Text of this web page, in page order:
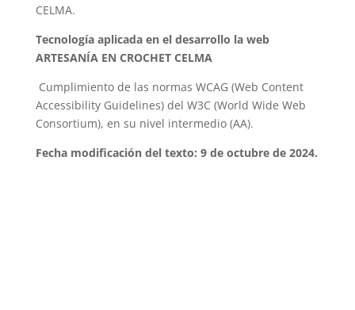
CELMA.
Tecnología aplicada en el desarrollo la web
ARTESANÍA EN CROCHET CELMA
Cumplimiento de las normas WCAG (Web Content
Accessibility Guidelines) del W3C (World Wide Web
Consortium), en su nivel intermedio (AA).
Fecha modificación del texto: 9 de octubre de 2024.